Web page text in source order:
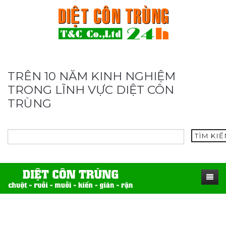
TRÊN 10 NĂM KINH NGHIỆM
TRONG LĨNH VỰC DIỆT CÔN
TRÙNG
TÌM